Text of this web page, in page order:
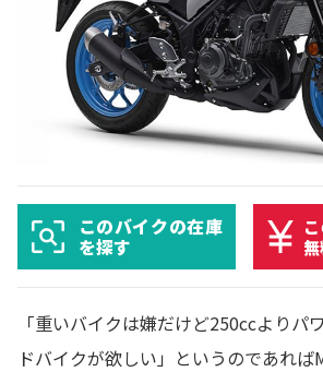
このバイクの在庫
を探す
「重いバイクは嫌だけど250ccよりパ
ドバイクが欲しい」というのであれ